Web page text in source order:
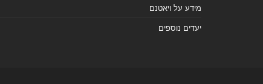
מידע על ויאטנם
יעדים נוספים